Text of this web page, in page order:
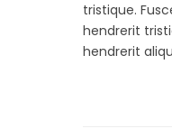
tristique.
hendrerit
hendrerit